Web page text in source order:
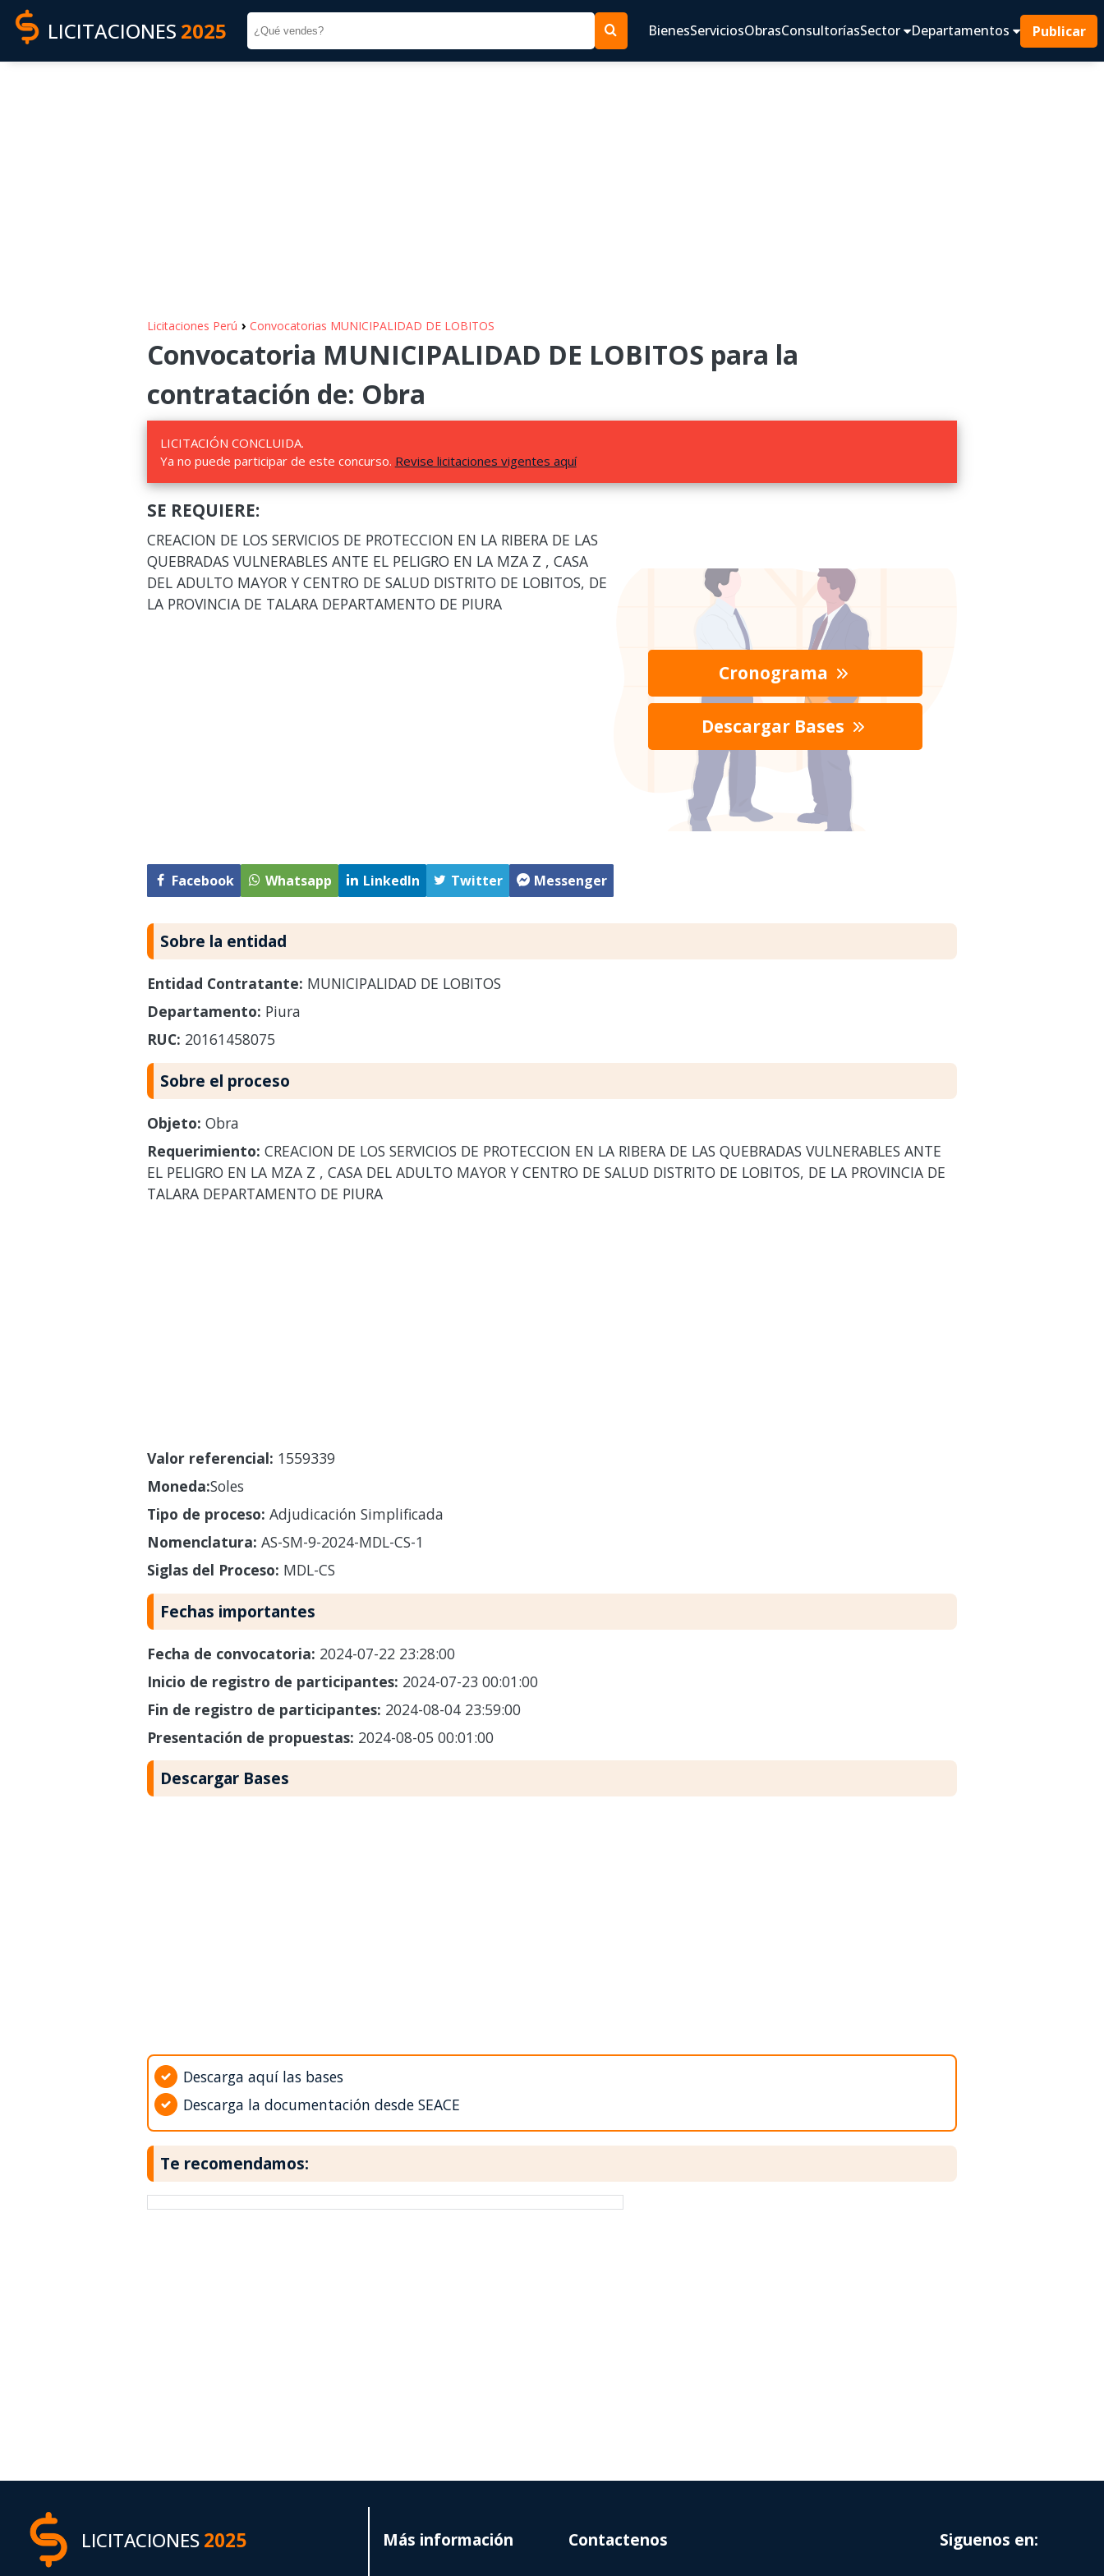
LICITACIONES 2025 BienesServiciosObrasConsultoríasSector Departamentos Publicar
Licitaciones Perú › Convocatorias MUNICIPALIDAD DE LOBITOS
Convocatoria MUNICIPALIDAD DE LOBITOS para la
contratación de: Obra
LICITACIÓN CONCLUIDA.
Ya no puede participar de este concurso. Revise licitaciones vigentes aquí
SE REQUIERE:
CREACION DE LOS SERVICIOS DE PROTECCION EN LA RIBERA DE LAS
QUEBRADAS VULNERABLES ANTE EL PELIGRO EN LA MZA Z , CASA
DEL ADULTO MAYOR Y CENTRO DE SALUD DISTRITO DE LOBITOS, DE
LA PROVINCIA DE TALARA DEPARTAMENTO DE PIURA
Facebook Whatsapp LinkedIn Twitter Messenger
Cronograma
Descargar Bases
Sobre la entidad
Entidad Contratante: MUNICIPALIDAD DE LOBITOS
Departamento: Piura
RUC: 20161458075
Sobre el proceso
Objeto: Obra
Requerimiento: CREACION DE LOS SERVICIOS DE PROTECCION EN LA RIBERA DE LAS QUEBRADAS VULNERABLES ANTE
EL PELIGRO EN LA MZA Z , CASA DEL ADULTO MAYOR Y CENTRO DE SALUD DISTRITO DE LOBITOS, DE LA PROVINCIA DE
TALARA DEPARTAMENTO DE PIURA
Valor referencial: 1559339
Moneda:Soles
Tipo de proceso: Adjudicación Simplificada
Nomenclatura: AS-SM-9-2024-MDL-CS-1
Siglas del Proceso: MDL-CS
Fechas importantes
Fecha de convocatoria: 2024-07-22 23:28:00
Inicio de registro de participantes: 2024-07-23 00:01:00
Fin de registro de participantes: 2024-08-04 23:59:00
Presentación de propuestas: 2024-08-05 00:01:00
Descargar Bases
Descarga aquí las bases
Descarga la documentación desde SEACE
Te recomendamos:
LICITACIONES2025 Más información Contactenos Siguenos en: